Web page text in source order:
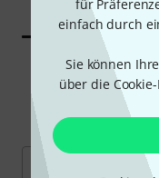
für
einfach durch
Sie können
über die